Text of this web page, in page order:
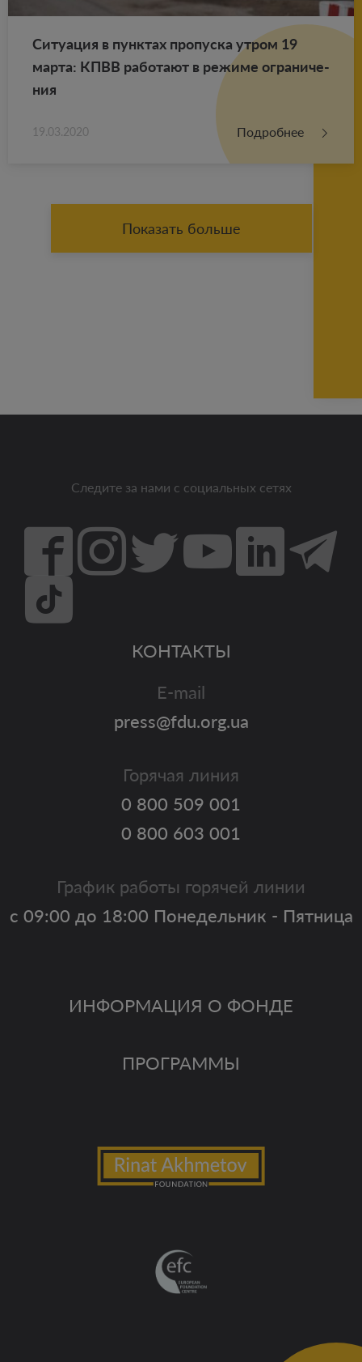
Си­ту­а­ция в пунк­тах про­пус­ка утром 19
марта: КПВВ ра­бо­та­ют в ре­жи­ме огра­ни­че­
ния
19.03.2020 Подробнее
Показать больше
Следите за нами с социальных сетях
ИНФОРМАЦИЯ О ФОНДЕ
ПРОГРАММЫ
КОНТАКТЫ
E-mail
press@fdu.org.ua
Горячая линия
0 800 509 001
0 800 603 001
График работы горячей линии
с 09:00 до 18:00 Понедельник - Пятница